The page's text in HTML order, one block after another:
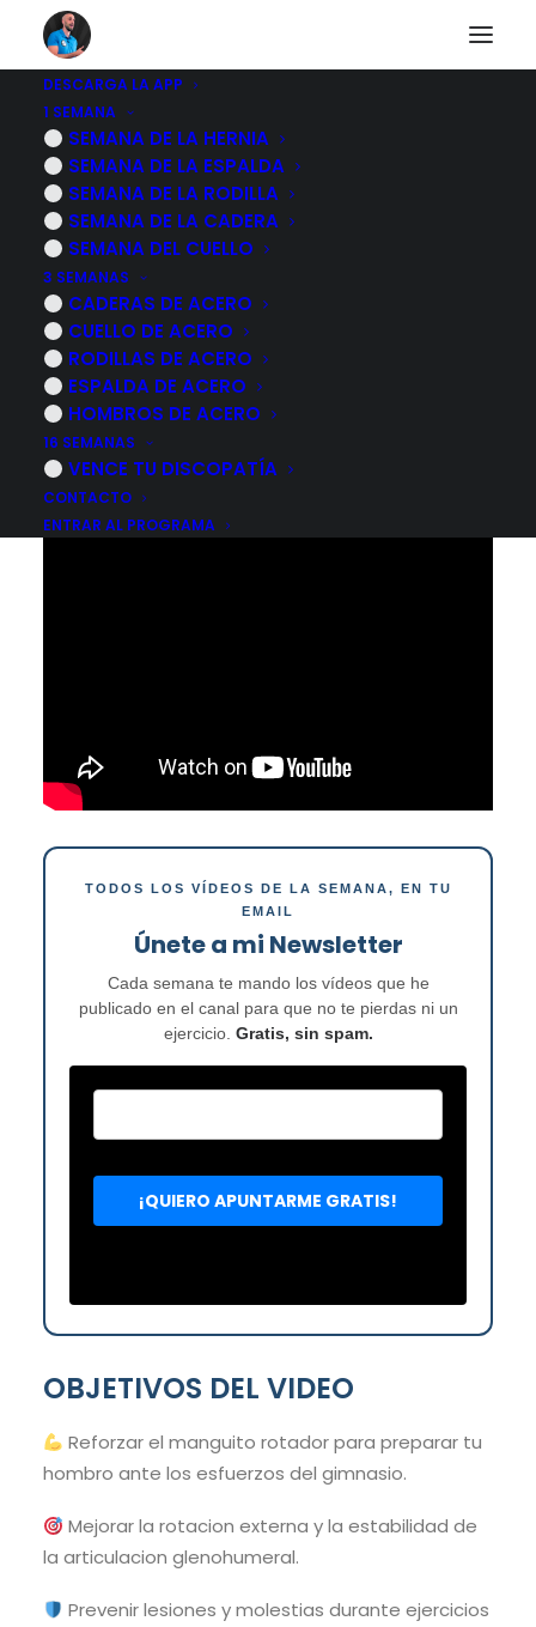
DESCARGA LA APP
1 SEMANA
SEMANA DE LA HERNIA
SEMANA DE LA ESPALDA
SEMANA DE LA RODILLA
SEMANA DE LA CADERA
SEMANA DEL CUELLO
3 SEMANAS
CADERAS DE ACERO
CUELLO DE ACERO
RODILLAS DE ACERO
ESPALDA DE ACERO
HOMBROS DE ACERO
16 SEMANAS
VENCE TU DISCOPATÍA
CONTACTO
ENTRAR AL PROGRAMA
¿Dolor de hombro en
el gimnasio?
ejercicios para el
manguito rotador
8 NOVIEMBRE, 2022 | POR
TODOS LOS VÍDEOS DE LA SEMANA, EN TU
EMAIL
Únete a mi Newsletter
Cada semana te mando los vídeos que he
publicado en el canal para que no te pierdas ni un
ejercicio. Gratis, sin spam.
OBJETIVOS DEL VIDEO
Reforzar el manguito rotador para preparar tu
hombro ante los esfuerzos del gimnasio.
Mejorar la rotacion externa y la estabilidad de
la articulacion glenohumeral.
Prevenir lesiones y molestias durante ejercicios